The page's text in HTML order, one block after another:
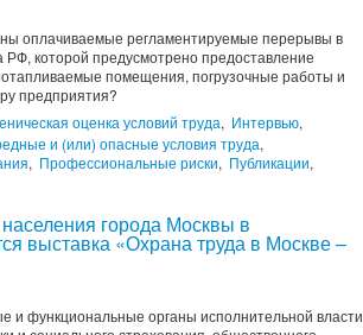
оплачиваемые регламентируемые перерывы в
РФ, которой предусмотрено предоставление
помещения, погрузочные работы и
предприятия?
оценка условий труда, Интервью,
и (или) опасные условия труда,
, Профессиональные риски, Публикации,
города Москвы в
выставка «Охрана труда в Москве –
и функциональные органы исполнительной власти